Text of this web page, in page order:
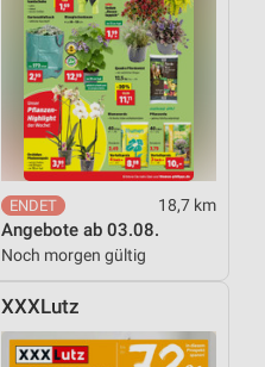
18,7 km
Angebote ab 03.08.
Noch morgen gültig
XXXLutz